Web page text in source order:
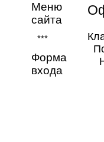
Меню
сайта
***
Форма
входа